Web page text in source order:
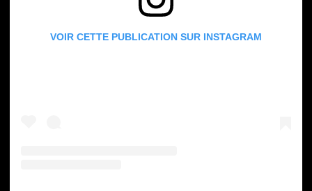
VOIR CETTE PUBLICATION SUR INSTAGRAM